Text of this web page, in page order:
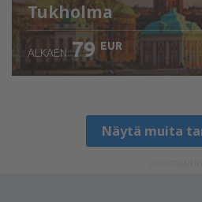
Tukholma
ALKAEN 79 EUR
Näytä muita